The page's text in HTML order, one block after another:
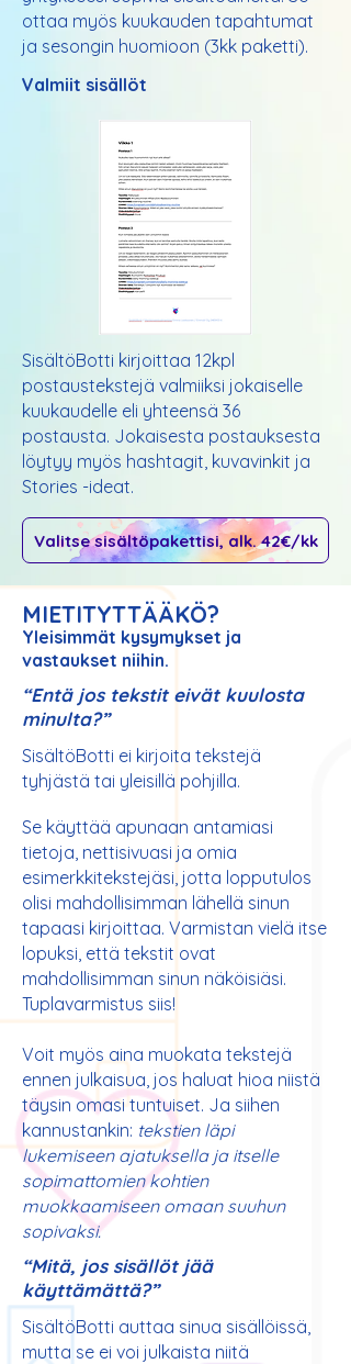
ottaa myös kuukauden tapahtumat
ja sesongin huomioon (3kk paketti).
Valmiit sisällöt
SisältöBotti kirjoittaa 12kpl
postaustekstejä valmiiksi jokaiselle
kuukaudelle eli yhteensä 36
postausta. Jokaisesta postauksesta
löytyy myös hashtagit, kuvavinkit ja
Stories -ideat.
Valitse sisältöpakettisi, alk. 42€/kk
MIETITYTTÄÄKÖ?
Yleisimmät kysymykset ja
vastaukset niihin.
“Entä jos tekstit eivät kuulosta
minulta?”
SisältöBotti ei kirjoita tekstejä
tyhjästä tai yleisillä pohjilla.
Se käyttää apunaan antamiasi
tietoja, nettisivuasi ja omia
esimerkkitekstejäsi, jotta lopputulos
olisi mahdollisimman lähellä sinun
tapaasi kirjoittaa. Varmistan vielä itse
lopuksi, että tekstit ovat
mahdollisimman sinun näköisiäsi.
Tuplavarmistus siis!
Voit myös aina muokata tekstejä
ennen julkaisua, jos haluat hioa niistä
täysin omasi tuntuiset. Ja siihen
kannustankin: tekstien läpi
lukemiseen ajatuksella ja itselle
sopimattomien kohtien
muokkaamiseen omaan suuhun
sopivaksi.
“Mitä, jos sisällöt jää
käyttämättä?”
SisältöBotti auttaa sinua sisällöissä,
mutta se ei voi julkaista niitä